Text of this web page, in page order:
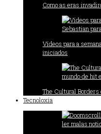
Como as eras
Vídeos para a
iniciados
The Cultural
Tecnoloxía